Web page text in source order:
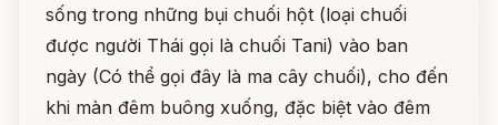
sống trong những bụi chuối hột (loại chuối
được người Thái gọi là chuối Tani) vào ban
ngày (Có thể gọi đây là ma cây chuối), cho đến
khi màn đêm buông xuống, đặc biệt vào đêm